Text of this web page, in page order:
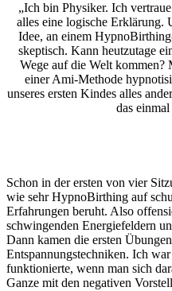
„Ich bin Physiker. Ich
alles eine logische Erklärung.
Idee, an einem
skeptisch. Kann heutzutage
Wege auf die Welt kommen?
einer Ami-Methode
unseres ersten Kindes alles
das
Schon in der ersten von vier
wie sehr HypnoBirthing auf
Erfahrungen beruht. Also
schwingenden Energiefeldern
Dann kamen die ersten
Entspannungstechniken. Ich
funktionierte, wenn man sich
Ganze mit den negativen